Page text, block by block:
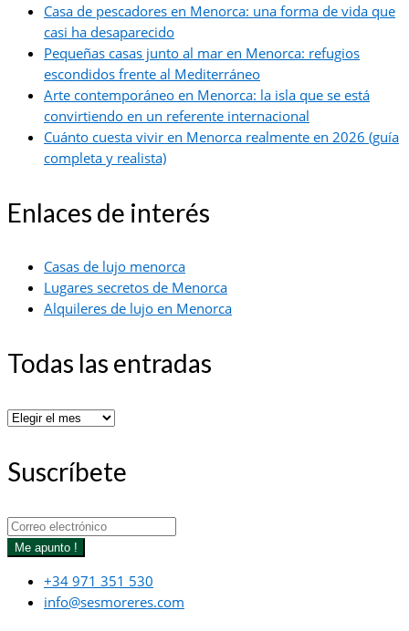
Casa de pescadores en Menorca: una forma de vida que
casi ha desaparecido
Pequeñas casas junto al mar en Menorca: refugios
escondidos frente al Mediterráneo
Arte contemporáneo en Menorca: la isla que se está
convirtiendo en un referente internacional
Cuánto cuesta vivir en Menorca realmente en 2026 (guía
completa y realista)
Enlaces de interés
Casas de lujo menorca
Lugares secretos de Menorca
Alquileres de lujo en Menorca
Todas las entradas
Todas
Suscríbete
Me apunto !
+34 971 351 530
info@sesmoreres.com